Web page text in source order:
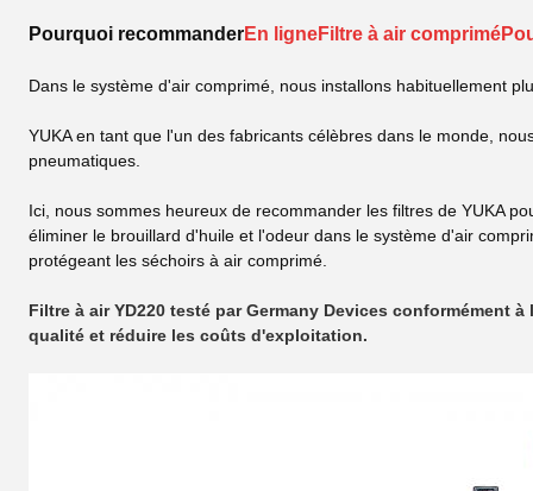
Pourquoi recommanderEn ligneFiltre à air comprimé
Dans le système d'air comprimé, nous installons habituellement
YUKA en tant que l'un des fabricants célèbres dans le monde,
pneumatiques.
Ici, nous sommes heureux de recommander les filtres de YUKA
éliminer le brouillard d'huile et l'odeur dans le système d'air
protégeant les séchoirs à air comprimé.
Filtre à air YD220 testé par Germany Devices conformément
qualité et réduire les coûts d'exploitation.